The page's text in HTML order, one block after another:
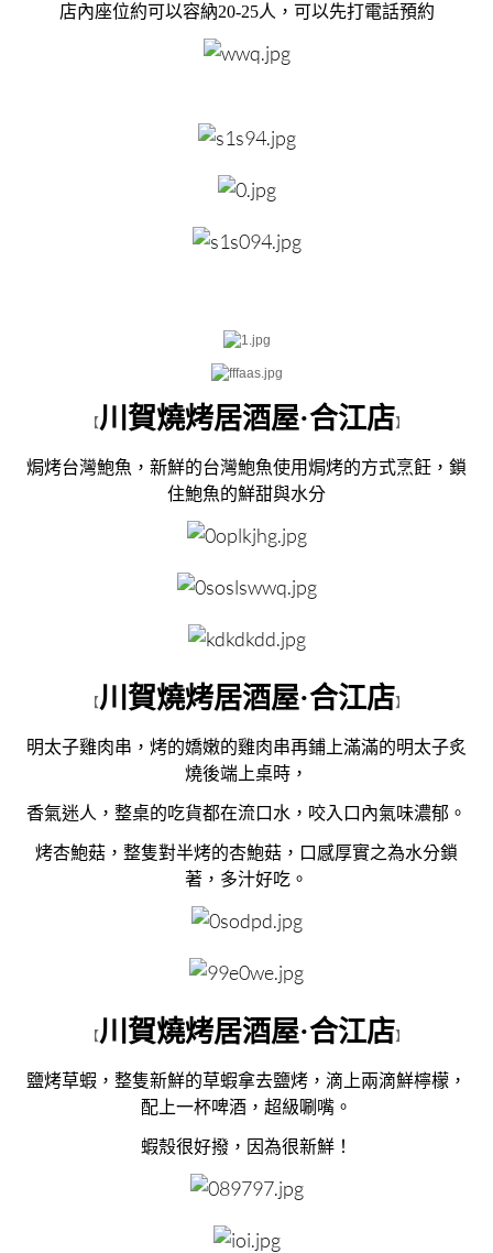
店內座位約可以容納20-25人，可以先打電話預約
【川賀燒烤居酒屋·合江店】
焗烤台灣鮑魚，新鮮的台灣鮑魚使用焗烤的方式烹飪，鎖
住鮑魚的鮮甜與水分
【川賀燒烤居酒屋·合江店】
明太子雞肉串，烤的嬌嫩的雞肉串再鋪上滿滿的明太子炙
燒後端上桌時，
香氣迷人，整桌的吃貨都在流口水，咬入口內氣味濃郁。
烤杏鮑菇，整隻對半烤的杏鮑菇，口感厚實之為水分鎖
著，多汁好吃。
【川賀燒烤居酒屋·合江店】
鹽烤草蝦，整隻新鮮的草蝦拿去鹽烤，滴上兩滴鮮檸檬，
配上一杯啤酒，超級唰嘴。
蝦殼很好撥，因為很新鮮！